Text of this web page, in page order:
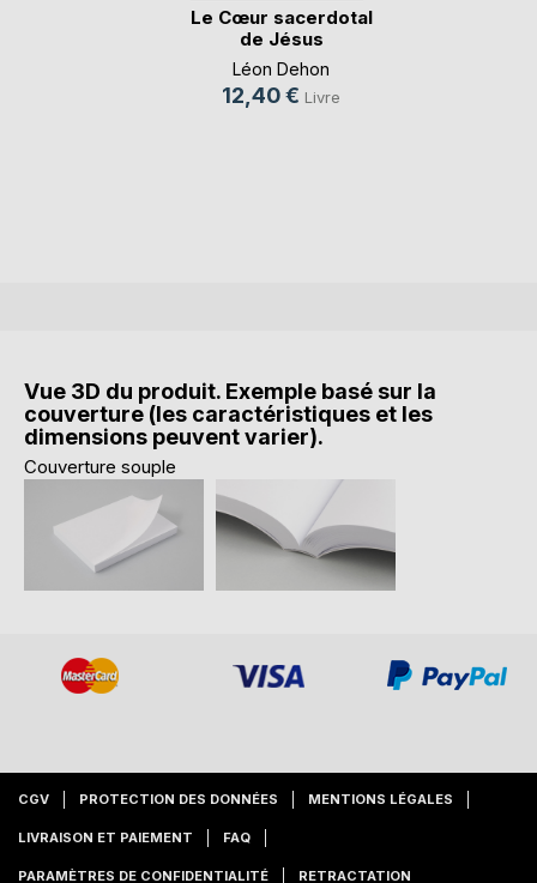
Le Cœur sacerdotal
de Jésus
Léon Dehon
12,40 € Livre
Vue 3D du produit. Exemple basé sur la
couverture (les caractéristiques et les
dimensions peuvent varier).
Couverture souple
CGV PROTECTION DES DONNÉES MENTIONS LÉGALES
LIVRAISON ET PAIEMENT FAQ
PARAMÈTRES DE CONFIDENTIALITÉ RETRACTATION